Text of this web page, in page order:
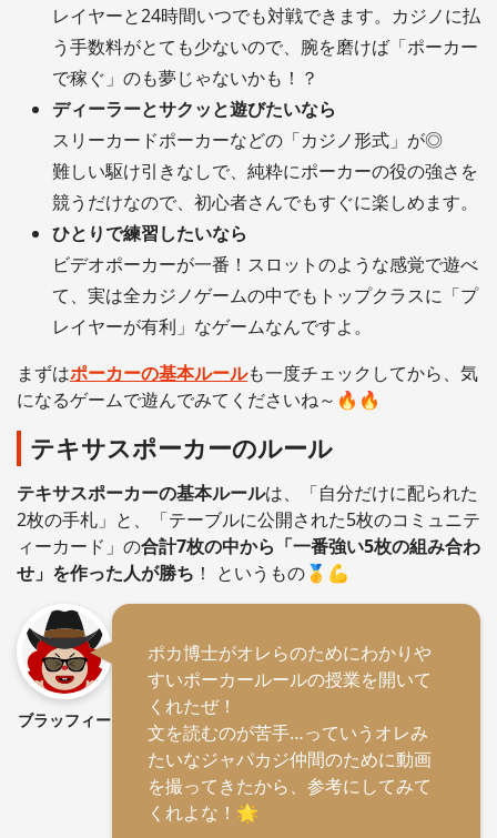
レイヤーと24時間いつでも対戦できます。カジノに払
う手数料がとても少ないので、腕を磨けば「ポーカー
で稼ぐ」のも夢じゃないかも！？
ディーラーとサクッと遊びたいなら
スリーカードポーカーなどの「カジノ形式」が◎
難しい駆け引きなしで、純粋にポーカーの役の強さを
競うだけなので、初心者さんでもすぐに楽しめます。
ひとりで練習したいなら
ビデオポーカーが一番！スロットのような感覚で遊べ
て、実は全カジノゲームの中でもトップクラスに「プ
レイヤーが有利」なゲームなんですよ。
まずはポーカーの基本ルールも一度チェックしてから、気
になるゲームで遊んでみてくださいね～🔥🔥
テキサスポーカーのルール
テキサスポーカーの基本ルールは、「自分だけに配られた
2枚の手札」と、「テーブルに公開された5枚のコミュニテ
ィーカード」の合計7枚の中から「一番強い5枚の組み合わ
せ」を作った人が勝ち ！ というもの🥇💪
ブラッフィー
ポカ博士がオレらのためにわかりや
すいポーカールールの授業を開いて
くれたぜ！
文を読むのが苦手…っていうオレみ
たいなジャパカジ仲間のために動画
を撮ってきたから、参考にしてみて
くれよな！🌟